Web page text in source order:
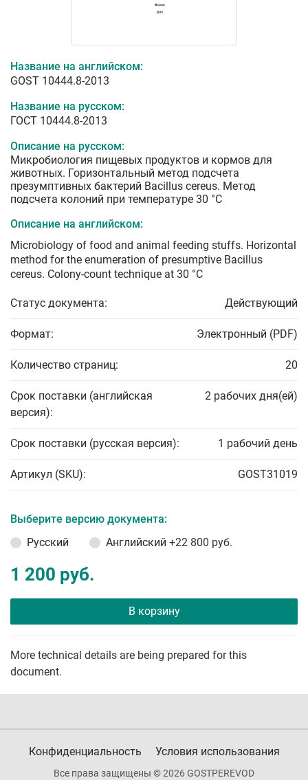
Название на английском:
GOST 10444.8-2013
Название на русском:
ГОСТ 10444.8-2013
Описание на русском:
Микробиология пищевых продуктов и кормов для
животных. Горизонтальный метод подсчета
презумптивных бактерий Bacillus cereus. Метод
подсчета колоний при температуре 30 °C
Описание на английском:
Microbiology of food and animal feeding stuffs. Horizontal
method for the enumeration of presumptive Bacillus
cereus. Colony-count technique at 30 °C
Статус документа: Действующий
Формат: Электронный (PDF)
Количество страниц: 20
Срок поставки (английская
версия):
2 рабочих дня(ей)
Срок поставки (русская версия): 1 рабочий день
Артикул (SKU): GOST31019
Выберите версию документа:
Русский
Английский +22 800 руб.
1 200 руб.
В корзину
More technical details are being prepared for this
document.
Конфиденциальность Условия использования
Все права защищены © 2026 GOSTPEREVOD